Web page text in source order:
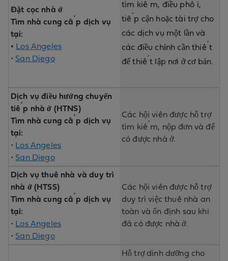
Đặt cọc nhà ở
Tìm nhà cung cấp dịch vụ
tại:
•
Los Angeles
• San Diego
tìm kiếm, điều phối,
tiếp cận hoặc tài trợ cho
các dịch vụ một lần và
các điều chỉnh cần thiết
để thiết lập nơi ở cơ bản.
Dịch vụ điều hướng chuyển
tiếp nhà ở (HTNS)
Tìm nhà cung cấp dịch vụ
tại:
•
Los Angeles
• San Diego
Các hội viên được hỗ trợ
tìm kiếm, nộp đơn và để
có được nhà ở.
Dịch vụ thuê nhà và duy trì
nhà ở (HTSS)
Tìm nhà cung cấp dịch vụ
tại:
•
Los Angeles
• San Diego
Các hội viên được hỗ trợ
duy trì việc thuê nhà an
toàn và ổn định sau khi
đã có được nhà ở.
Hỗ trợ dinh dưỡng cho